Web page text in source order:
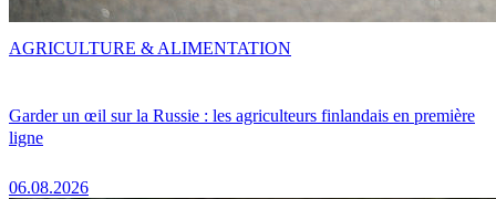
Garder un œil sur la Russie : les agriculteurs finlandais en première
ligne
06.08.2026
AGRICULTURE & ALIMENTATION